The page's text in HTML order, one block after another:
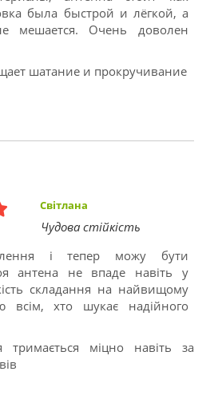
была быстрой и лёгкой, а
мешается. Очень доволен
шатание и прокручивание
Світлана
Чудова стійкість
і тепер можу бути
антена не впаде навіть у
складання на найвищому
всім, хто шукає надійного
тримається міцно навіть за